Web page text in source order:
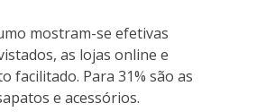
mostram-se efetivas
as lojas online e
facilitado. Para 31% são as
e acessórios.